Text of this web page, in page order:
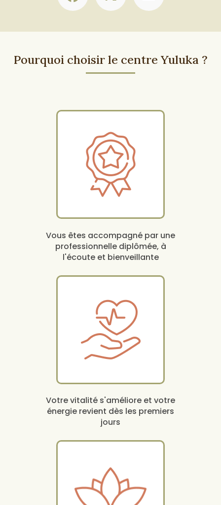
Pourquoi choisir le centre Yuluka ?
Vous êtes accompagné par une
professionnelle diplômée, à
l'écoute et bienveillante
Votre vitalité s'améliore et votre
énergie revient dès les premiers
jours